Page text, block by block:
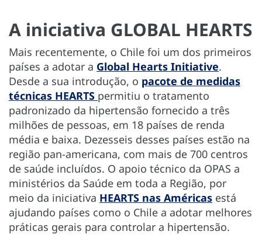
A iniciativa GLOBAL HEARTS
Mais recentemente, o Chile foi um dos primeiros
países a adotar a Global Hearts Initiative.
Desde a sua introdução, o pacote de medidas
técnicas HEARTS permitiu o tratamento
padronizado da hipertensão fornecido a três
milhões de pessoas, em 18 países de renda
média e baixa. Dezesseis desses países estão na
região pan-americana, com mais de 700 centros
de saúde incluídos. O apoio técnico da OPAS a
ministérios da Saúde em toda a Região, por
meio da iniciativa HEARTS nas Américas está
ajudando países como o Chile a adotar melhores
práticas gerais para controlar a hipertensão.